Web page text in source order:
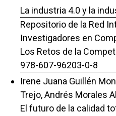
La industria 4.0 y la
Repositorio de la Red
Investigadores en
Los Retos de la
978-607-96203-0-8
Irene Juana Guillén
Trejo, Andrés Morales
El futuro de la calidad